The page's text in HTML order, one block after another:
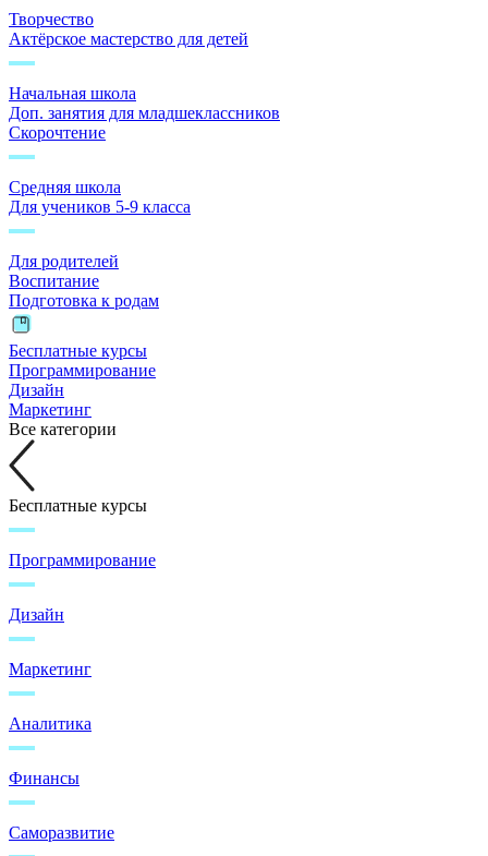
Творчество
Актёрское мастерство для детей
Начальная школа
Доп. занятия для младшеклассников
Скорочтение
Средняя школа
Для учеников 5-9 класса
Для родителей
Воспитание
Подготовка к родам
Бесплатные курсы
Программирование
Дизайн
Маркетинг
Все категории
Бесплатные курсы
Программирование
Дизайн
Маркетинг
Аналитика
Финансы
Саморазвитие